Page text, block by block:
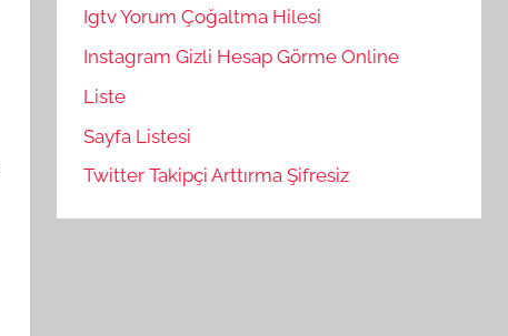
Igtv Yorum Çoğaltma Hilesi
Instagram Gizli Hesap Görme Online
Liste
Sayfa Listesi
Twitter Takipçi Arttırma Şifresiz